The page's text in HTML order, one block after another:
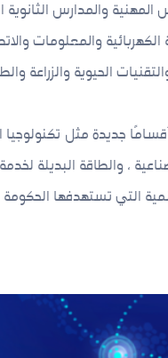
المهنية والمدارس الثانوية
الكهربائية والمعلومات
الحيوية والزراعة
جديدة مثل تكنولوجيا
التي تستهدفها الحكومة